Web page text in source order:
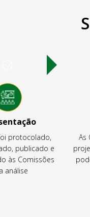
protocolado,
publicado e
às Comissões
análise
As